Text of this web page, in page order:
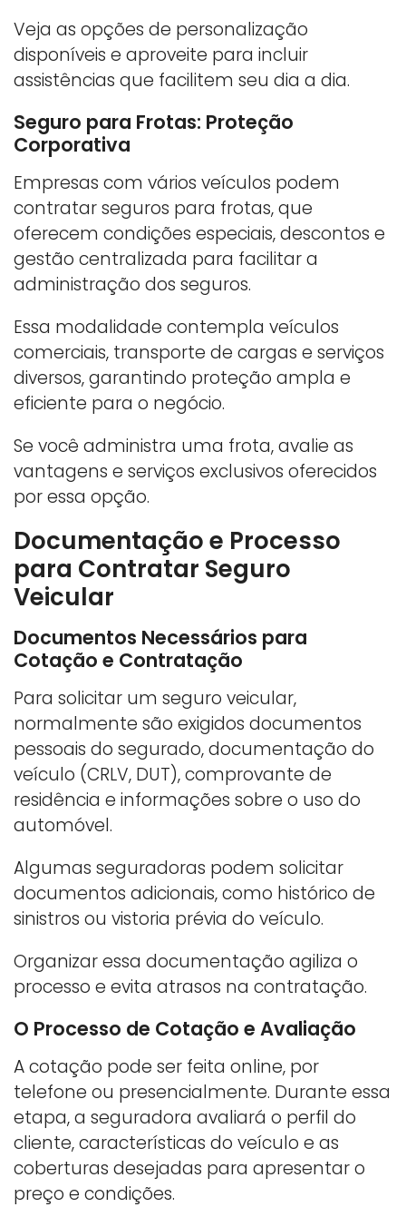
Veja as opções de personalização
disponíveis e aproveite para incluir
assistências que facilitem seu dia a dia.
Seguro para Frotas: Proteção
Corporativa
Empresas com vários veículos podem
contratar seguros para frotas, que
oferecem condições especiais, descontos e
gestão centralizada para facilitar a
administração dos seguros.
Essa modalidade contempla veículos
comerciais, transporte de cargas e serviços
diversos, garantindo proteção ampla e
eficiente para o negócio.
Se você administra uma frota, avalie as
vantagens e serviços exclusivos oferecidos
por essa opção.
Documentação e Processo
para Contratar Seguro
Veicular
Documentos Necessários para
Cotação e Contratação
Para solicitar um seguro veicular,
normalmente são exigidos documentos
pessoais do segurado, documentação do
veículo (CRLV, DUT), comprovante de
residência e informações sobre o uso do
automóvel.
Algumas seguradoras podem solicitar
documentos adicionais, como histórico de
sinistros ou vistoria prévia do veículo.
Organizar essa documentação agiliza o
processo e evita atrasos na contratação.
O Processo de Cotação e Avaliação
A cotação pode ser feita online, por
telefone ou presencialmente. Durante essa
etapa, a seguradora avaliará o perfil do
cliente, características do veículo e as
coberturas desejadas para apresentar o
preço e condições.